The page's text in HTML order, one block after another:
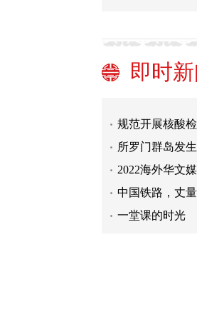
即时
然一新
贵州茅台：年
已突破千亿元
监管规范私募投
规范开展核酸
所罗门群岛发
千米
2022海外华文
启动
中国铁路，丈
一堂课的时光